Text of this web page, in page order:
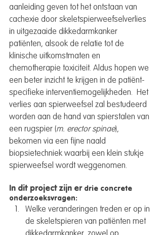
aanleiding geven tot het ontstaan van
cachexie door skeletspierweefselverlies
in uitgezaaide dikkedarmkanker
patiënten, alsook de relatie tot de
klinische uitkomstmaten en
chemotherapie toxiciteit. Aldus hopen we
een beter inzicht te krijgen in de patiënt-
specifieke interventiemogelijkheden.  Het
verlies aan spierweefsel zal bestudeerd
worden aan de hand van spierstalen van
een rugspier (m. erector spinae),
bekomen via een fijne naald
biopsietechniek waarbij een klein stukje
spierweefsel wordt weggenomen.
In dit project zijn er drie concrete
onderzoeksvragen:
Welke veranderingen treden er op in
de skeletspieren van patiënten met